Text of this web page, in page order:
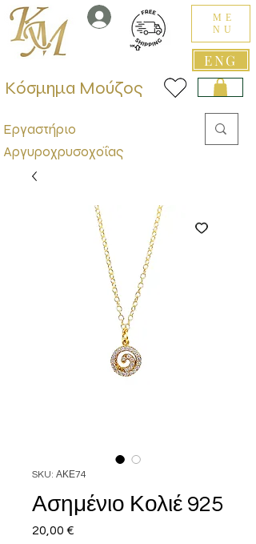
ENG
ME
NU
Εργαστήριο
Αργυροχρυσοχοΐας
Κόσμημα Μούζος
SKU: ΑΚΕ74
Ασημένιο Κολιέ 925
20,00 €